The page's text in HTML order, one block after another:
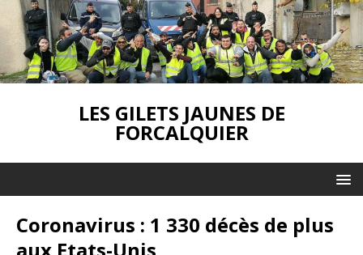
LES GILETS JAUNES DE
FORCALQUIER
Coronavirus : 1 330 décès de plus